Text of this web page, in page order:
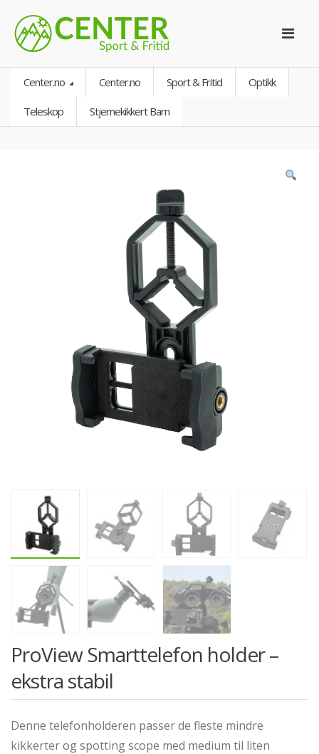
Center.no Center.no Sport & Fritid Optikk
Teleskop Stjernekikkert Barn
ProView Smarttelefon holder –
ekstra stabil
Denne telefonholderen passer de fleste mindre
kikkerter og spotting scope med medium til liten